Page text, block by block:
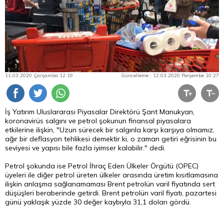
11.03.2020 Çarşamba 12:19 Güncelleme : 12.03.2020 Perşembe 10:27
İş Yatırım Uluslararası Piyasalar Direktörü Şant Manukyan,
koronavirüs salgını ve petrol şokunun finansal piyasalara
etkilerine ilişkin, "Uzun sürecek bir salgınla karşı karşıya olmamız,
ağır bir deflasyon tehlikesi demektir ki, o zaman getiri eğrisinin bu
seviyesi ve yapısı bile fazla iyimser kalabilir." dedi.
Petrol şokunda ise Petrol İhraç Eden Ülkeler Örgütü (OPEC)
üyeleri ile diğer petrol üreten ülkeler arasında üretim kısıtlamasına
ilişkin anlaşma sağlanamaması Brent petrolün varil fiyatında sert
düşüşleri beraberinde getirdi. Brent petrolün varil fiyatı, pazartesi
günü yaklaşık yüzde 30 değer kaybıyla 31,1 doları gördü.